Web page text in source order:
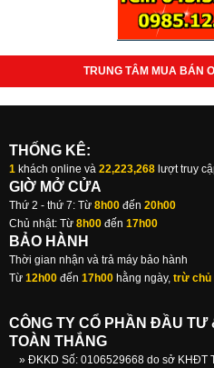
TRUNG TÂM MUA BÁN
THỐNG KÊ:
1 khách online và 22,223,268 lượt truy
GIỜ MỞ CỬA
Thứ 2 - thứ 7: Từ 8h00 đến 20h00
Chủ nhật: Từ 8h00 đến 17h00
BẢO HÀNH
Thời gian nhận và trả máy bảo hành
Từ 12h00 đến 17h00 hằng ngày, trừ chủ
CÔNG TY CỔ PHẦN ĐẦU
TOÀN THẮNG
» ĐKKD Số: 0106529668 do sở KHĐT